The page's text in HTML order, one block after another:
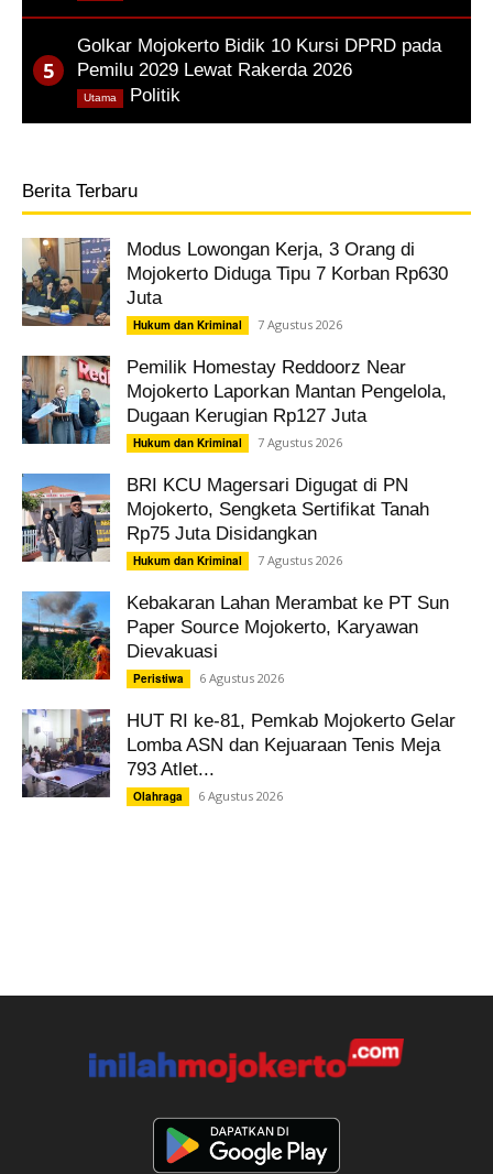
Golkar Mojokerto Bidik 10 Kursi DPRD pada
Pemilu 2029 Lewat Rakerda 2026
Politik
Utama
Berita Terbaru
Modus Lowongan Kerja, 3 Orang di
Mojokerto Diduga Tipu 7 Korban Rp630
Juta
Hukum dan Kriminal 7 Agustus 2026
Pemilik Homestay Reddoorz Near
Mojokerto Laporkan Mantan Pengelola,
Dugaan Kerugian Rp127 Juta
Hukum dan Kriminal 7 Agustus 2026
BRI KCU Magersari Digugat di PN
Mojokerto, Sengketa Sertifikat Tanah
Rp75 Juta Disidangkan
Hukum dan Kriminal 7 Agustus 2026
Kebakaran Lahan Merambat ke PT Sun
Paper Source Mojokerto, Karyawan
Dievakuasi
Peristiwa 6 Agustus 2026
HUT RI ke-81, Pemkab Mojokerto Gelar
Lomba ASN dan Kejuaraan Tenis Meja
793 Atlet...
Olahraga 6 Agustus 2026